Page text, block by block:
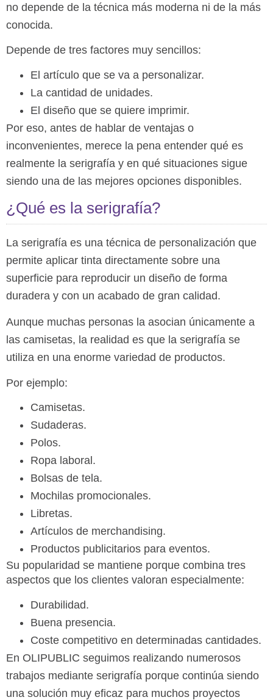
no depende de la técnica más moderna ni de la más
conocida.
Depende de tres factores muy sencillos:
El artículo que se va a personalizar.
La cantidad de unidades.
El diseño que se quiere imprimir.
Por eso, antes de hablar de ventajas o
inconvenientes, merece la pena entender qué es
realmente la serigrafía y en qué situaciones sigue
siendo una de las mejores opciones disponibles.
¿Qué es la serigrafía?
La serigrafía es una técnica de personalización que
permite aplicar tinta directamente sobre una
superficie para reproducir un diseño de forma
duradera y con un acabado de gran calidad.
Aunque muchas personas la asocian únicamente a
las camisetas, la realidad es que la serigrafía se
utiliza en una enorme variedad de productos.
Por ejemplo:
Camisetas.
Sudaderas.
Polos.
Ropa laboral.
Bolsas de tela.
Mochilas promocionales.
Libretas.
Artículos de merchandising.
Productos publicitarios para eventos.
Su popularidad se mantiene porque combina tres
aspectos que los clientes valoran especialmente:
Durabilidad.
Buena presencia.
Coste competitivo en determinadas cantidades.
En OLIPUBLIC seguimos realizando numerosos
trabajos mediante serigrafía porque continúa siendo
una solución muy eficaz para muchos proyectos